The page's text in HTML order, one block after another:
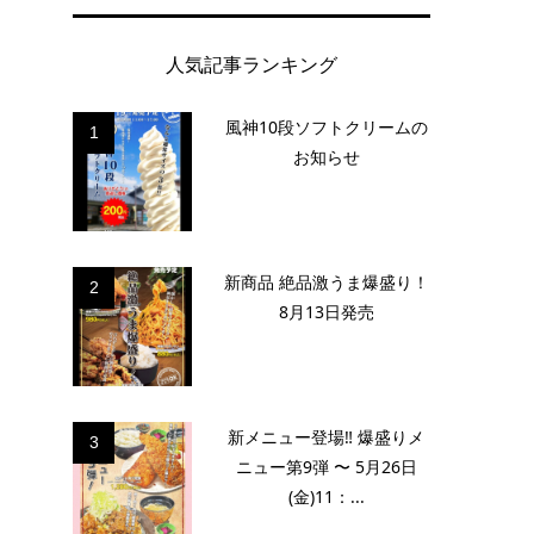
人気記事ランキング
1
風神10段ソフトクリームの
お知らせ
2
新商品 絶品激うま爆盛り！
8月13日発売
3
新メニュー登場‼️ 爆盛りメ
ニュー第9弾 〜 5月26日
(金)11：...